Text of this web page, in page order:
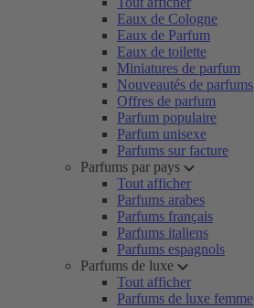
Eaux de Cologne
Eaux de Parfum
Eaux de toilette
Miniatures de parfum
Nouveautés de parfums
Offres de parfum
Parfum populaire
Parfum unisexe
Parfums sur facture
Parfums par pays
Tout afficher
Parfums arabes
Parfums français
Parfums italiens
Parfums espagnols
Parfums de luxe
Tout afficher
Parfums de luxe femme